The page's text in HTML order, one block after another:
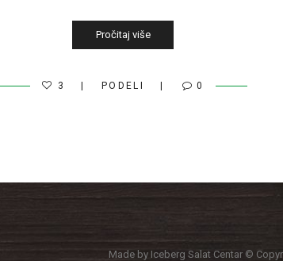
Pročitaj više
3 PODELI 0
Made by Iceberg Salat Centar ©